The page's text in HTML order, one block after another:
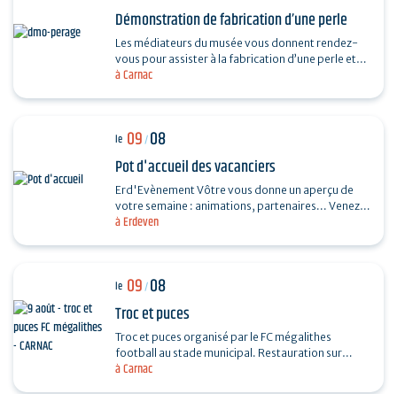
à Carnac
Démonstration de fabrication d’une perle
Les médiateurs du musée vous donnent rendez-
vous pour assister à la fabrication d’une perle et
vous dévoiler les techniques ingénieuses…
à Erdeven
le 09/08
Pot d'accueil des vacanciers
Erd'Evènement Vôtre vous donne un aperçu de
votre semaine : animations, partenaires... Venez
faire le plein de bons plans ! Ils vous feront
à Carnac
le 09/08
Troc et puces
Troc et puces organisé par le FC mégalithes
football au stade municipal. Restauration sur
place, entrée 1€, gratuite pour les moins de 16…